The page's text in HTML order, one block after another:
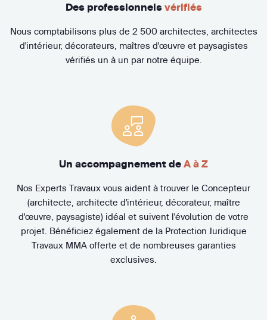
Des professionnels vérifiés
Nous comptabilisons plus de 2 500 architectes, architectes
d'intérieur, décorateurs, maîtres d'œuvre et paysagistes
vérifiés un à un par notre équipe.
Un accompagnement de A à Z
Nos Experts Travaux vous aident à trouver le Concepteur
(architecte, architecte d'intérieur, décorateur, maître
d'œuvre, paysagiste) idéal et suivent l'évolution de votre
projet. Bénéficiez également de la Protection Juridique
Travaux MMA offerte et de nombreuses garanties
exclusives.